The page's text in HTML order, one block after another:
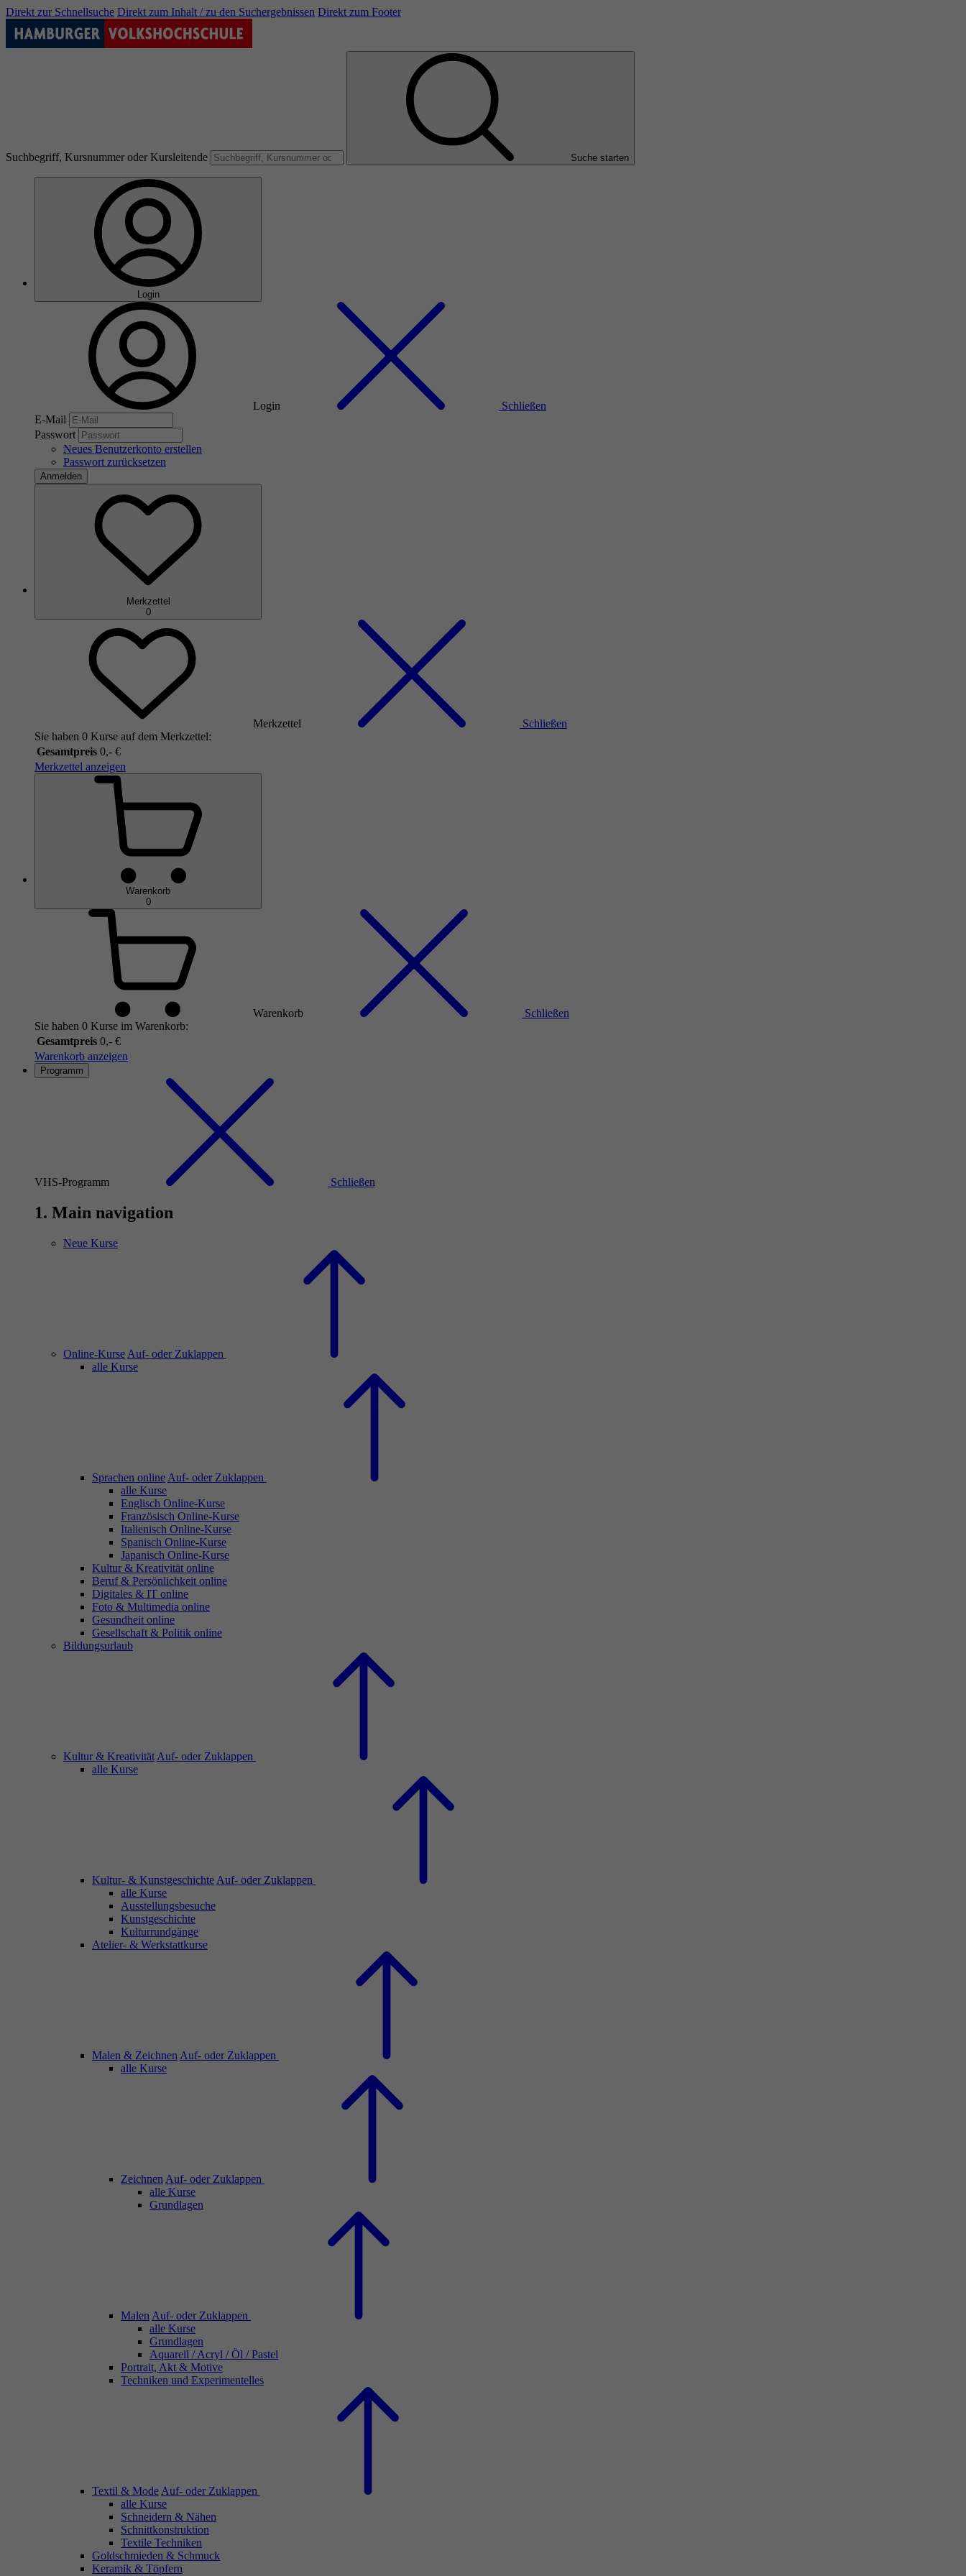
Direkt zur Schnellsuche Direkt zum Inhalt / zu den Suchergebnissen Direkt zum Footer
Suchbegriff, Kursnummer oder Kursleitende Suche starten
Login
Login
Schließen
E-Mail
Passwort
Neues Benutzerkonto erstellen
Passwort zurücksetzen
Anmelden
Merkzettel
0
Merkzettel
Schließen
Sie haben 0 Kurse auf dem Merkzettel:
Gesamtpreis 0,- €
Merkzettel anzeigen
Warenkorb
0
Warenkorb
Schließen
Sie haben 0 Kurse im Warenkorb:
Gesamtpreis 0,- €
Warenkorb anzeigen
Programm
VHS-Programm Schließen
1. Main navigation
Neue Kurse
Online-Kurse Auf- oder Zuklappen
alle Kurse
Sprachen online Auf- oder Zuklappen
alle Kurse
Englisch Online-Kurse
Französisch Online-Kurse
Italienisch Online-Kurse
Spanisch Online-Kurse
Japanisch Online-Kurse
Kultur & Kreativität online
Beruf & Persönlichkeit online
Digitales & IT online
Foto & Multimedia online
Gesundheit online
Gesellschaft & Politik online
Bildungsurlaub
Kultur & Kreativität Auf- oder Zuklappen
alle Kurse
Kultur- & Kunstgeschichte Auf- oder Zuklappen
alle Kurse
Ausstellungsbesuche
Kunstgeschichte
Kulturrundgänge
Atelier- & Werkstattkurse
Malen & Zeichnen Auf- oder Zuklappen
alle Kurse
Zeichnen Auf- oder Zuklappen
alle Kurse
Grundlagen
Malen Auf- oder Zuklappen
alle Kurse
Grundlagen
Aquarell / Acryl / Öl / Pastel
Portrait, Akt & Motive
Techniken und Experimentelles
Textil & Mode Auf- oder Zuklappen
alle Kurse
Schneidern & Nähen
Schnittkonstruktion
Textile Techniken
Goldschmieden & Schmuck
Keramik & Töpfern